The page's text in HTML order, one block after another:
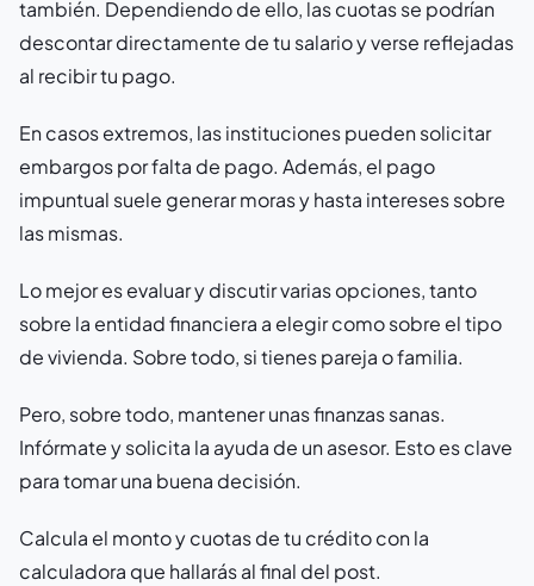
también. Dependiendo de ello, las cuotas se podrían
descontar directamente de tu salario y verse reflejadas
al recibir tu pago.
En casos extremos, las instituciones pueden solicitar
embargos por falta de pago. Además, el pago
impuntual suele generar moras y hasta intereses sobre
las mismas.
Lo mejor es evaluar y discutir varias opciones, tanto
sobre la entidad financiera a elegir como sobre el tipo
de vivienda. Sobre todo, si tienes pareja o familia.
Pero, sobre todo, mantener unas finanzas sanas.
Infórmate y solicita la ayuda de un asesor. Esto es clave
para tomar una buena decisión.
Calcula el monto y cuotas de tu crédito con la
calculadora que hallarás al final del post.